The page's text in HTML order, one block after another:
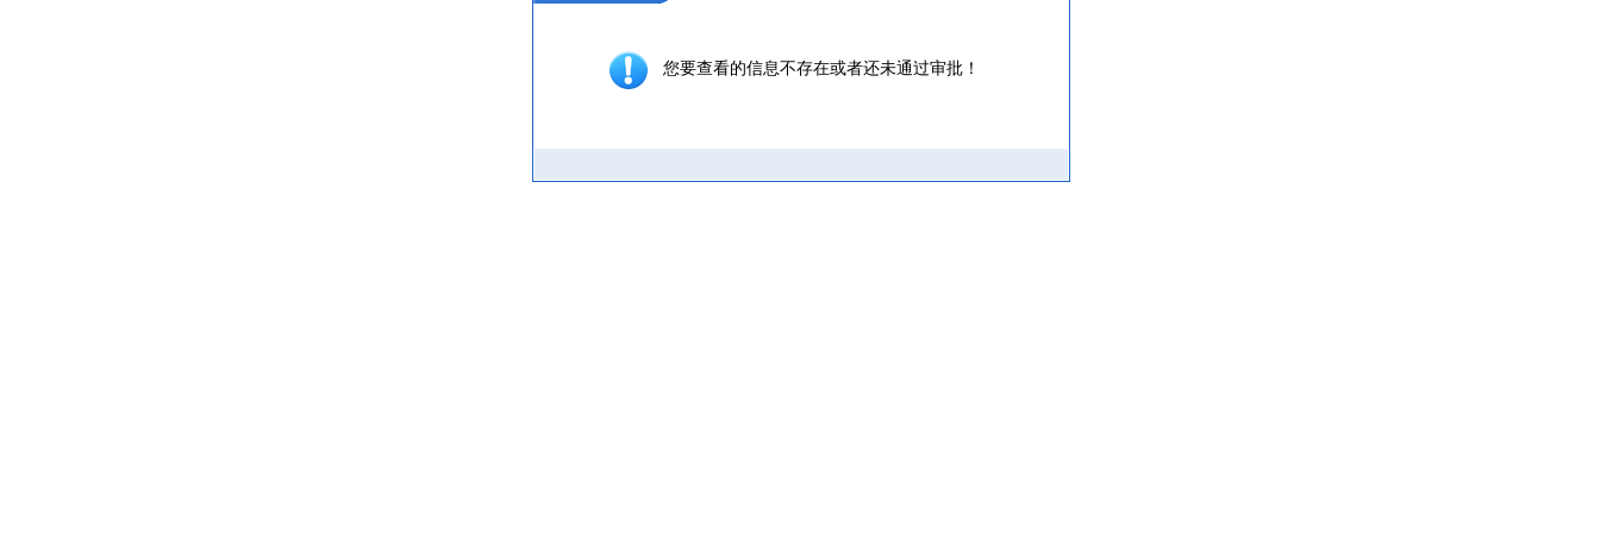
您要查看的信息不存在或者还未通过审批！